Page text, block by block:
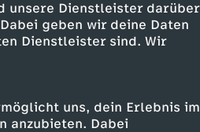
unsere Dienstleister darüber
geben wir deine Daten
Dienstleister sind. Wir
uns, dein Erlebnis im
anzubieten. Dabei
Fritz Fuchs